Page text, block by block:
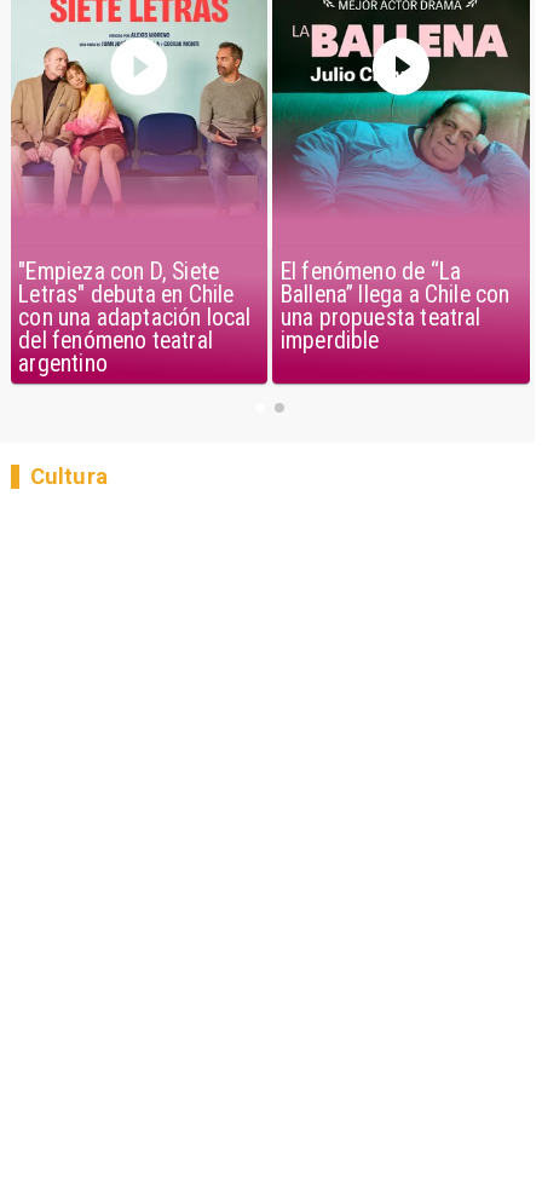
"Empieza con D, Siete
Letras" debuta en Chile
con una adaptación local
del fenómeno teatral
argentino
El fenómeno de “La
Ballena” llega a Chile con
una propuesta teatral
imperdible
Cultura